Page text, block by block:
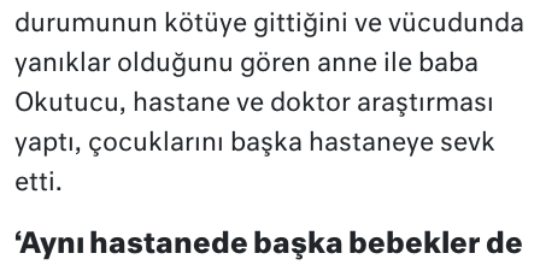
durumunun kötüye gittiğini ve vücudunda
yanıklar olduğunu gören anne ile baba
Okutucu, hastane ve doktor araştırması
yaptı, çocuklarını başka hastaneye sevk
etti.
‘Aynı hastanede başka bebekler de